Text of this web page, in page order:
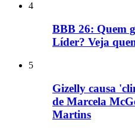
4
BBB 26: Quem
Líder? Veja
5
Gizelly causa
de Marcela
Martins